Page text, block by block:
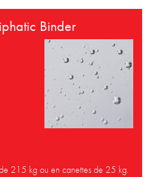
Binder
215 kg ou en canettes de 25 kg.